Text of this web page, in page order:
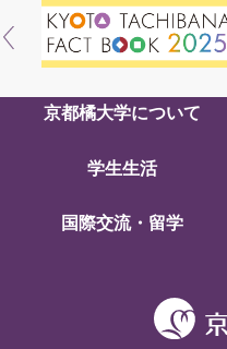
京都橘大学について
学生生活
国際交流・留学